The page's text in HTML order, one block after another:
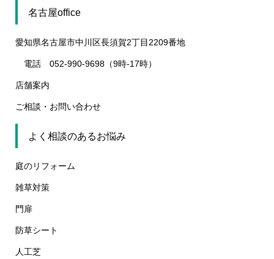
名古屋office
愛知県名古屋市中川区長須賀2丁目2209番地
電話 052-990-9698（9時-17時）
店舗案内
ご相談・お問い合わせ
よく相談のあるお悩み
庭のリフォーム
雑草対策
門扉
防草シート
人工芝